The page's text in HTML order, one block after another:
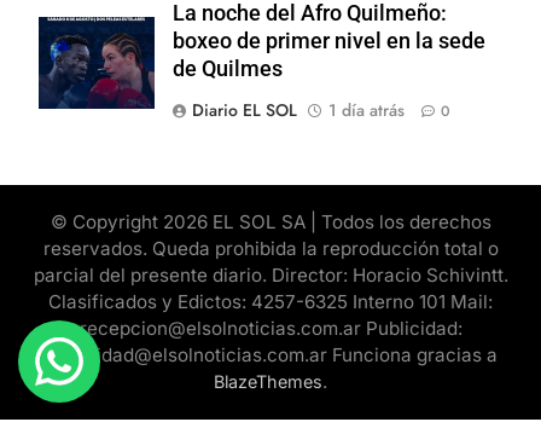
La noche del Afro Quilmeño:
boxeo de primer nivel en la sede
de Quilmes
Diario EL SOL
1 día atrás 0
© Copyright 2026 EL SOL SA | Todos los derechos
reservados. Queda prohibida la reproducción total o
parcial del presente diario. Director: Horacio Schivintt.
Clasificados y Edictos: 4257-6325 Interno 101 Mail:
recepcion@elsolnoticias.com.ar Publicidad:
publicidad@elsolnoticias.com.ar Funciona gracias a
BlazeThemes.